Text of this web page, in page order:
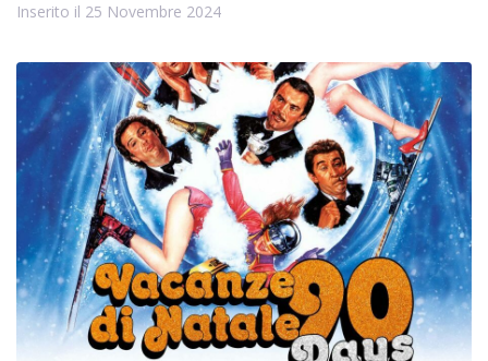
Inserito il 25 Novembre 2024